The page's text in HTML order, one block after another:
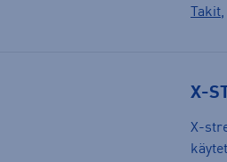
Takit,
X-
X-